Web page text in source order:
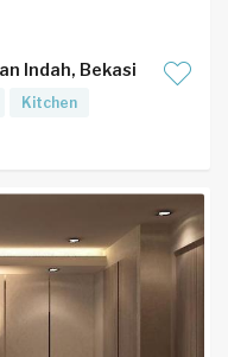
Indah, Bekasi
Kitchen